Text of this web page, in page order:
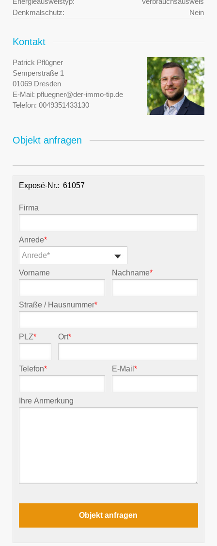
Denkmalschutz:
Nein
Kontakt
Patrick Pflügner
Semperstraße 1
01069 Dresden
E-Mail: pfluegner@der-immo-tip.de
Telefon: 0049351433130
Objekt anfragen
Exposé-Nr.:
Firma
Anrede*
Anrede*
Vorname Nachname*
Straße / Hausnummer*
PLZ* Ort*
Telefon* E-Mail*
Ihre Anmerkung